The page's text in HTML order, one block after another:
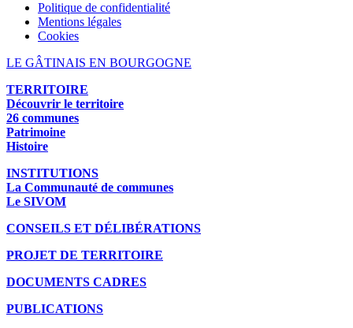
Politique de confidentialité
Mentions légales
Cookies
LE GÂTINAIS EN BOURGOGNE
TERRITOIRE
Découvrir le territoire
26 communes
Patrimoine
Histoire
INSTITUTIONS
La Communauté de communes
Le SIVOM
CONSEILS ET DÉLIBÉRATIONS
PROJET DE TERRITOIRE
DOCUMENTS CADRES
PUBLICATIONS